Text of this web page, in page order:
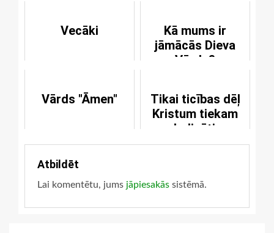
Vecāki
Kā mums ir
jāmācās Dieva
Vārds?
Vārds "Āmen"
Tikai ticības dēļ
Kristum tiekam
pasludināti par
taisniem
Atbildēt
Lai komentētu, jums jāpiesakās sistēmā.